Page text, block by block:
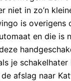
niet in zo’n
is overigens
en die is
je
afslag naar